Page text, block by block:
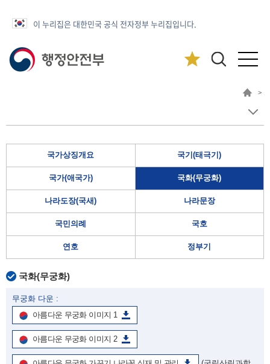
이 누리집은 대한민국 공식 전자정부 누리집입니다.
>
국가상징개요 국기(태극기)
국가(애국가) 국화(무궁화)
나라도장(국새) 나라문장
국민의례 국호
연호 정부기
국화(무궁화)
무궁화 다운 :
아름다운 무궁화 이미지 1
아름다운 무궁화 이미지 2